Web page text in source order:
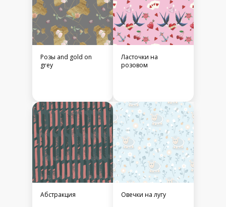
Розы and gold on
grey
Ласточки на
розовом
Абстракция Овечки на лугу